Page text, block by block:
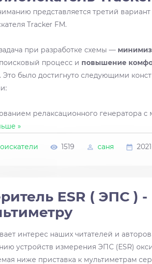
представляется третий
Tracker FM.
при разработке схемы —
процесс и повышение
было достигнуто следующими
релаксационного генератора
»
1519 саня
ESR ( ЭПС ) -
интерес наших читателей и
устройств измерения ЭПС (ESR)
ниже приставка к мультиметрам